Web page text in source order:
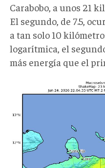
Carabobo, a unos 21
El segundo, de 7.5,
a tan solo 10
logarítmica, el
más energía que el
1.jpeg